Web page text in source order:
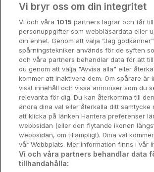
Storstadsweekend
Hotellrum under 995 kr
Spahotell
Sydsverige
Om Hotellpremien
Nya hotell
Stadsweekend
Booking Enquiries:
Vi bryr oss om din integritet
Vi och våra 1015 partners lagrar och får
personuppgifter som webbläsardata eller
din enhet. Genom att välja ”Jag
spårningstekniker används för de syften
och våra partners behandlar data för att
du genom att välja "Avvisa alla" eller
kommer att inaktivera dem. Om spårare är
visst innehåll och vissa annonser som du
relevanta för dig. Du kan återkomma till
ändra dina val eller återkalla ditt samtycke
att klicka på länken Hantera preferenser
webbsidan (eller den flytande ikonen
webbsidan, om tillämpligt). Dina val
vår Webbplats. Mer information finns i vår
Vi och våra partners behandlar data
tillhandahålla: